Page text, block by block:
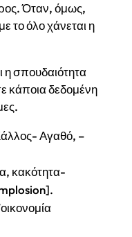
Όταν, όμως,
το όλο χάνεται η
η σπουδαιότητα
κάποια δεδομένη
Αγαθό, –
κακότητα-